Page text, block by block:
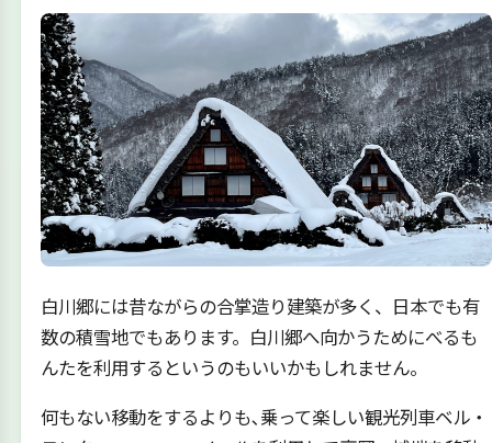
白川郷には昔ながらの合掌造り建築が多く、日本でも有
数の積雪地でもあります。白川郷へ向かうためにべるも
んたを利用するというのもいいかもしれません。
何もない移動をするよりも､乗って楽しい観光列車ベル・